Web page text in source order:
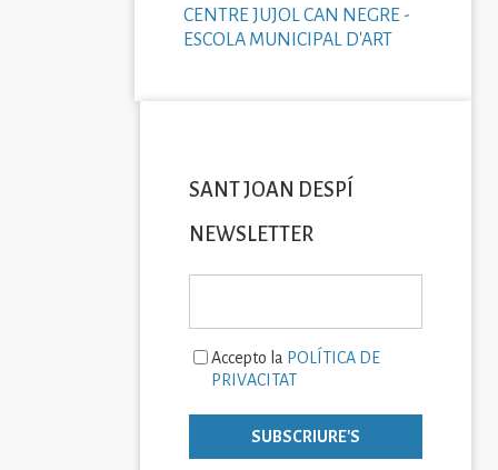
CENTRE JUJOL CAN NEGRE -
ESCOLA MUNICIPAL D'ART
SANT JOAN DESPÍ
NEWSLETTER
Accepto la POLÍTICA DE
PRIVACITAT